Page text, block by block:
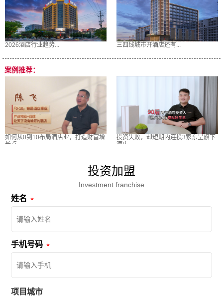
2026酒店行业趋势... 三四线城市开酒店还有...
案例推荐：
如何从0到10布局酒店业，打造财富增
长点
投资失败，却短期内连投3家东呈旗下
酒店
投资加盟
Investment franchise
姓名
手机号码
项目城市